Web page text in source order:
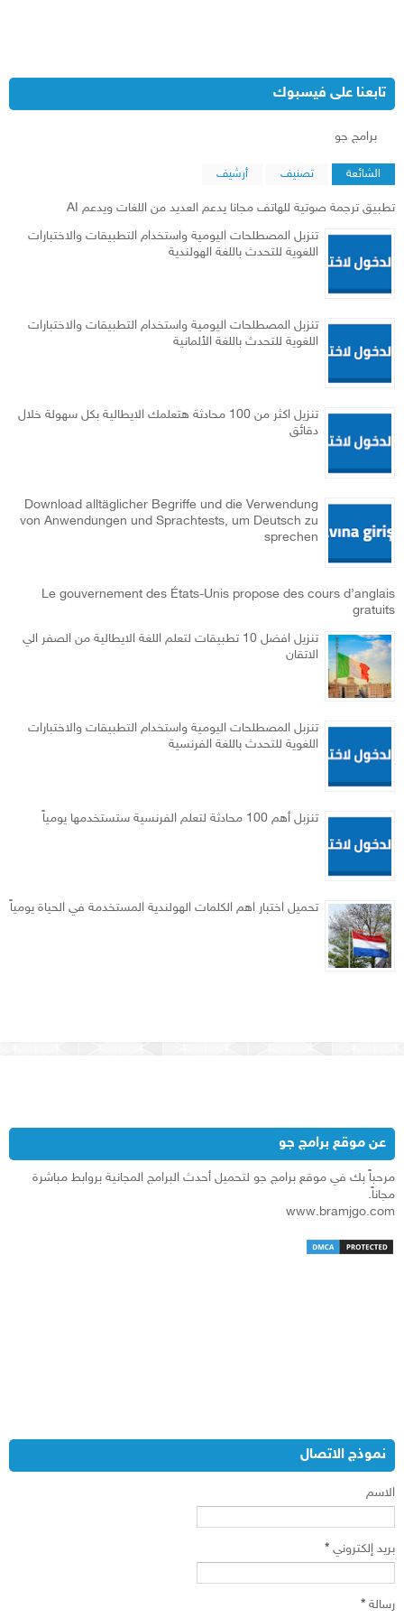
تابعنا على فيسبوك
‏برامج جو‏
الشائعة تصنيف أرشيف
تطبيق ترجمة صوتية للهاتف مجانا يدعم العديد من اللغات ويدعم AI
تنزبل المصطلحات اليومية واستخدام التطبيقات والاختبارات
اللغوية للتحدث باللغة الهولندية
تنزبل المصطلحات اليومية واستخدام التطبيقات والاختبارات
اللغوية للتحدث باللغة الألمانية
تنزيل اكثر من 100 محادثة هتعلمك الايطالية بكل سهولة خلال
دقائق
Download alltäglicher Begriffe und die Verwendung
von Anwendungen und Sprachtests, um Deutsch zu
sprechen
Le gouvernement des États-Unis propose des cours d’anglais
gratuits
تنزيل افضل 10 تطبيقات لتعلم اللغة الايطالية من الصفر الي
الاتقان
تنزبل المصطلحات اليومية واستخدام التطبيقات والاختبارات
اللغوية للتحدث باللغة الفرنسية
تنزبل أهم 100 محادثة لتعلم الفرنسية ستستخدمها يومياً
تحميل اختبار اهم الكلمات الهولندية المستخدمة في الحياة يومياً
عن موقع برامج جو
مرحباً بك في موقع برامج جو لتحميل أحدث البرامج المجانية بروابط مباشرة
مجاناً.
www.bramjgo.com
نموذج الاتصال
الاسم
بريد إلكتروني *
رسالة *